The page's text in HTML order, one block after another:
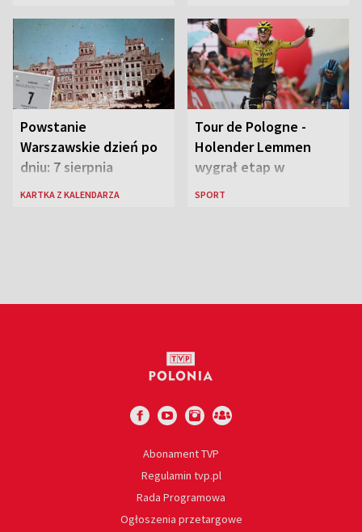
Powstanie
Warszawskie dzień po
dniu: 7 sierpnia
KARTKA Z KALENDARZA
Tour de Pologne -
Holender Lemmen
wygrał etap w
Karpaczu i został
SPORT
Abonament TVP
Regulamin tvp.pl
Rada Programowa
Ogłoszenia przetargowe